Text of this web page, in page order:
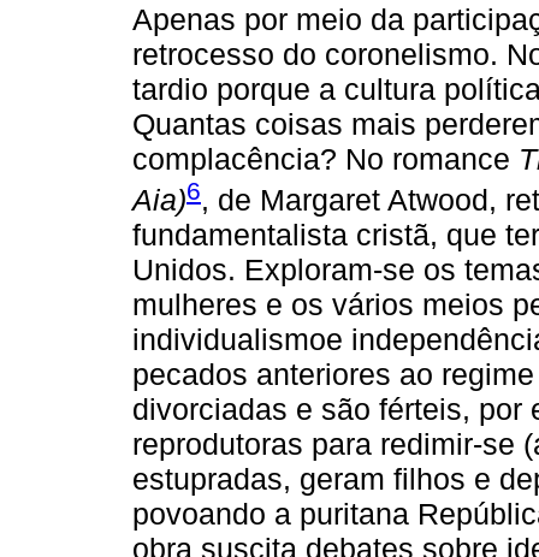
Apenas por meio da
retrocesso do coronelismo.
tardio porque a cultura
Quantas coisas mais
complacência? No romance
Aia)6, de Margaret Atwood,
fundamentalista cristã, que
Unidos. Exploram-se os
mulheres e os vários meios
individualismoe
pecados anteriores ao
divorciadas e são férteis, por
reprodutoras para redimir-se
estupradas, geram filhos e
povoando a puritana
obra suscita debates sobre